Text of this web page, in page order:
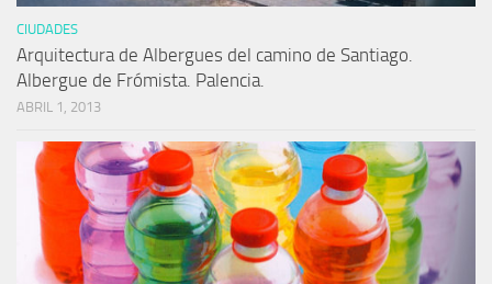
CIUDADES
Arquitectura de Albergues del camino de Santiago.
Albergue de Frómista. Palencia.
ABRIL 1, 2013